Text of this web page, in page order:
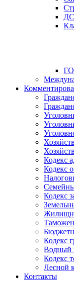
Кодекс
Кодекс
Кодекс
Кодекс
Водный
Кодекс
Лесной
Контакты